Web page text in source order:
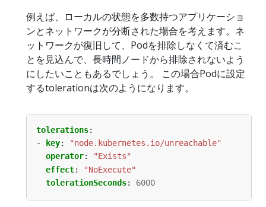
例えば、ローカルの状態を多数持つアプリケーショ
ンとネットワークが分断された場合を考えます。ネ
ットワークが復旧して、Podを排除しなくて済むこ
とを見込んで、長時間ノードから排除されないよう
にしたいこともあるでしょう。 この場合Podに設定
するtolerationは次のようになります。
tolerations:
-
key:
"node.kubernetes.io/unreachable"
operator:
"Exists"
effect:
"NoExecute"
tolerationSeconds: 6000